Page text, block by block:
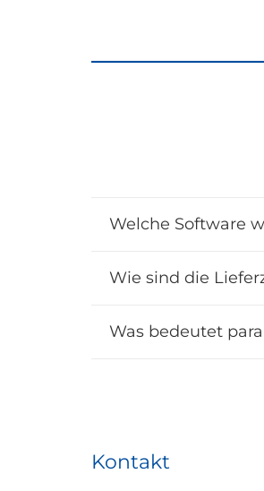
Welche Software
Wie sind die
Was bedeutet
Kontakt